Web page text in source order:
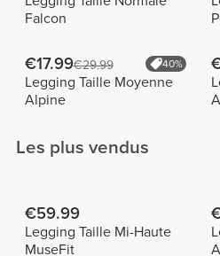
Falcon
€17.99€29.99 40%
Legging Taille Moyenne
Alpine
Les plus vendus
€59.99
Legging Taille Mi-Haute
MuseFit